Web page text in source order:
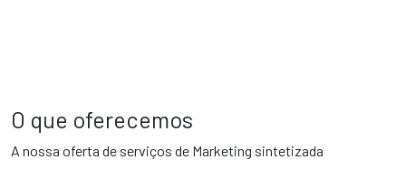
O que oferecemos
A nossa oferta de serviços de Marketing sintetizada